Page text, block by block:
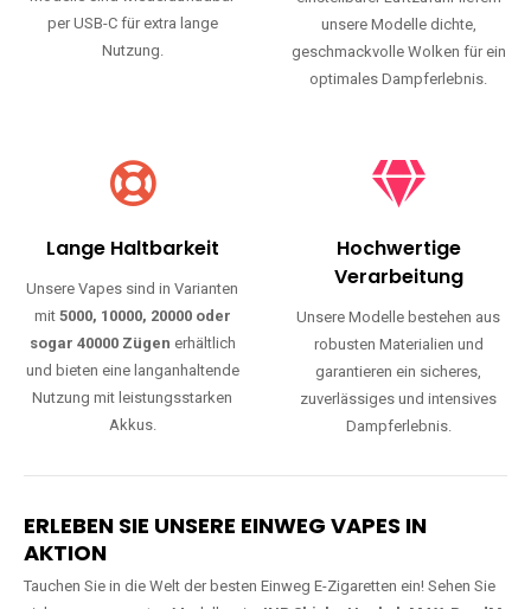
per USB-C für extra lange
Nutzung.
unsere Modelle dichte,
geschmackvolle Wolken für ein
optimales Dampferlebnis.
Lange Haltbarkeit
Unsere Vapes sind in Varianten
mit 5000, 10000, 20000 oder
sogar 40000 Zügen erhältlich
und bieten eine langanhaltende
Nutzung mit leistungsstarken
Akkus.
Hochwertige
Verarbeitung
Unsere Modelle bestehen aus
robusten Materialien und
garantieren ein sicheres,
zuverlässiges und intensives
Dampferlebnis.
ERLEBEN SIE UNSERE EINWEG VAPES IN
AKTION
Tauchen Sie in die Welt der besten Einweg E-Zigaretten ein! Sehen Sie